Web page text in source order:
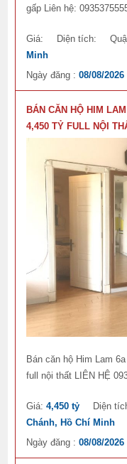
gấp Liên hệ:
Giá: Diện tích:
Minh
Ngày đăng :08/08/2026
BÁN CĂN HỘ HIM
4,450 TỶ FULL NỘI
Bán căn hộ Him Lam
full nội thất LIÊN HỆ
Giá:4,450 tỷ Diện
Chánh, Hồ Chí Minh
Ngày đăng :08/08/2026